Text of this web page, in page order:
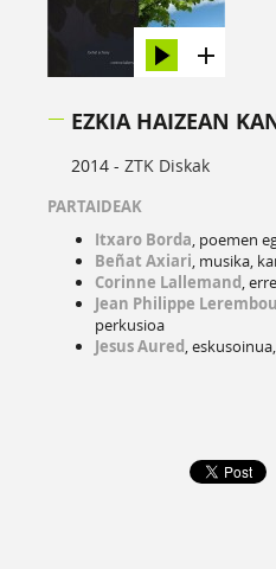
EZKIA HAIZEAN
2014 - ZTK Diskak
PARTAIDEAK
Itxaro Borda, poemen
Beñat Axiari, musika,
Corinne Lallemand,
Jean Philippe
perkusioa
Jesus Aured,